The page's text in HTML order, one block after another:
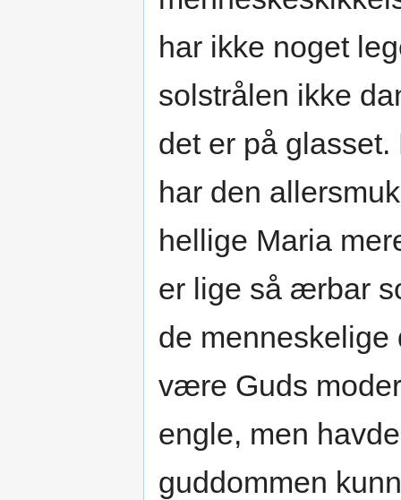
har ikke noget
solstrålen ikke
det er på
har den
hellige Maria
er lige så ærbar
de menneskelige
være Guds
engle, men
guddommen